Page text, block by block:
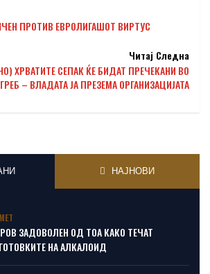
ПРОТИВ ЕВРОЛИГАШОТ ВИРТУС
Читај Следна
ХРВАТИТЕ СЕПАК ЌЕ БИДАТ ПРЕЧЕКАНИ ВО
– ВЛАДАТА ЈА ПРЕЗЕМА ОРГАНИЗАЦИЈАТА
НАЈНОВИ
ЗАДОВОЛЕН ОД ТОА КАКО ТЕЧАТ
НА АЛКАЛОИД